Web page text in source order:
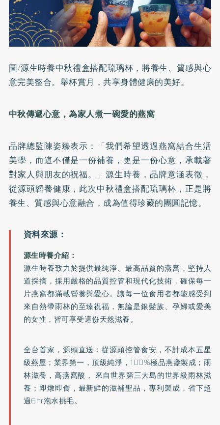
圖/源生時養中秋禮盒搭配琉璃杯，將養生、質感與心
意完美整合。舉杯賞月，共享身體健康的美好。
中秋傳遞心意，為家人煮一碗愛的燕窩
品牌總監陳姿臻表示：「我們希望透過燕窩結合生活
美學，而這不僅是一份補養，更是一份心意，承載著
對家人與朋友的祝福。」源生時養，品牌意涵表徵，
從源頭韜養健康，此次中秋禮盒搭配琉璃杯，正是將
養生、質感與心意融合，成為值得珍藏的團圓記憶。
源生時養介紹：
源生時養致力於提供最純淨、最高品質的燕窩，堅持人
道採摘，採用嚴格的品質控管和現代化技術，確保每一
片燕窩都滿載營養與愛心。讓每一位食用者都能感受到
來自熱帶雨林的至臻祝福，無論是銀髮族、孕婦或愛美
的女性，皆可享受這份天然滋養。
全台首家，源頭直送：從源頭控管食安，不計成本五星
級燕屋；業界第一，頂級純淨，100%極品燕盞製成；雨
林滋養，高燕窩酸， 來自世界第三大島的世界級雨林滋
養；即燉即食，最新鮮的滋補聖品，專利製成，省下超
過6hr泡水挑毛。